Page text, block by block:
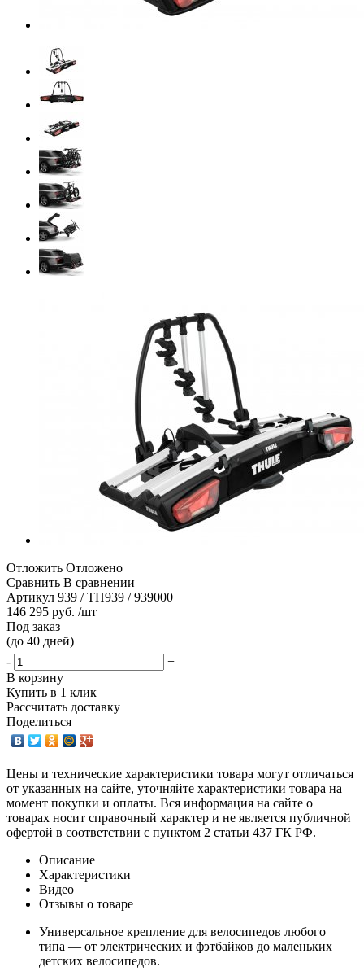
Отложить Отложено
Сравнить В сравнении
Артикул 939 / TH939 / 939000
146 295 руб. /шт
Под заказ
(до 40 дней)
-
+
В корзину
Купить в 1 клик
Рассчитать доставку
Поделиться
Цены и технические характеристики товара могут отличаться
от указанных на сайте, уточняйте характеристики товара на
момент покупки и оплаты. Вся информация на сайте о
товарах носит справочный характер и не является публичной
офертой в соответствии с пунктом 2 статьи 437 ГК РФ.
Описание
Характеристики
Видео
Отзывы о товаре
Универсальное крепление для велосипедов любого
типа — от электрических и фэтбайков до маленьких
детских велосипедов.